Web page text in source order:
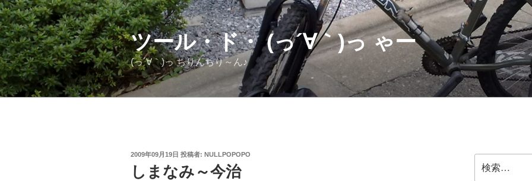
コ
ン
テ
ン
ツ
へ
ス
ツール・ド・ (っ´∀｀)っ ゃー
(っ´∀｀)っ ちりんちり～ん♪
投
日:
2009年09月19日 投稿者: NULLPOPOPO
しまなみ～今治
索: